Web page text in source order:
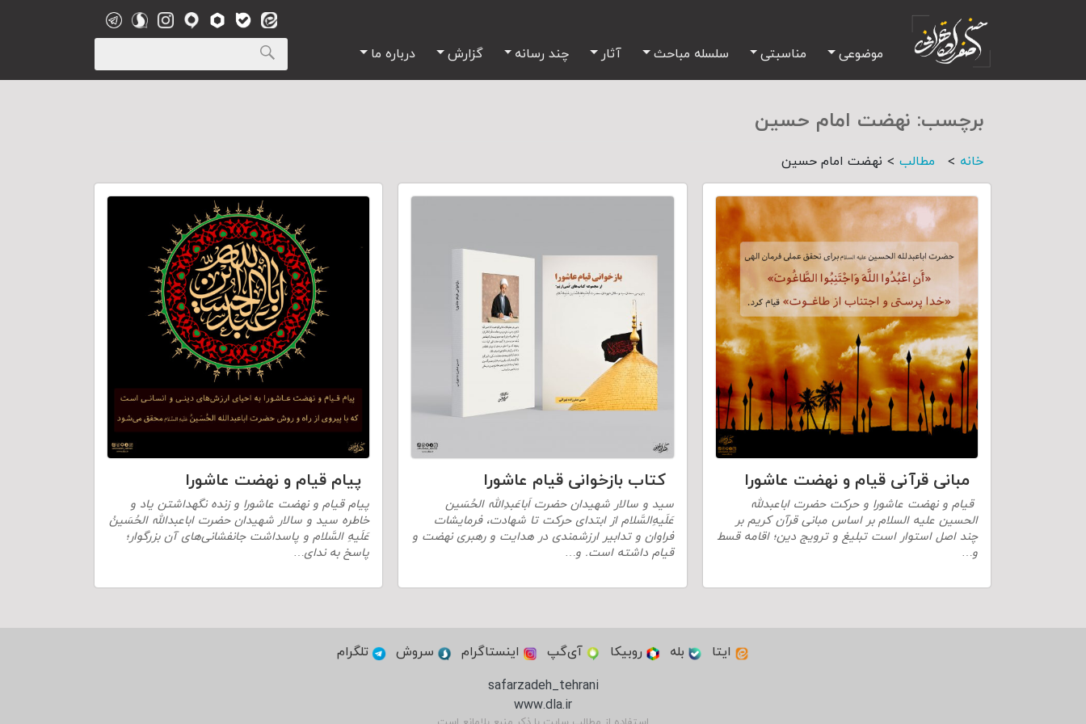
موضوعی مناسبتی سلسله مباحث آثار چند رسانه گزارش درباره ما
برچسب: نهضت امام حسین
خانه > مطالب > نهضت امام حسین
مبانی قرآنی قیام و نهضت عاشورا
قیام و نهضت عاشورا و حرکت حضرت اباعبدلله
الحسین علیه السلام بر اساس مبانی قرآن کریم بر
چند اصل استوار است تبلیغ و ترویج دین؛ اقامه قسط
و…
کتاب بازخوانی قیام عاشورا
سید و سالار شهیدان حضرت اَباعَبدِالله الحُسَین
عَلَیهِ‌السَّلام از ابتدای حرکت تا شهادت، فرمایشات
فراوان و تدابیر ارزشمندی در هدایت و رهبری نهضت و
قیام داشته است. و…
پیام قیام و نهضت عاشورا
پیام قیام و نهضت عاشورا و زنده نگهداشتن یاد و
خاطره سید و سالار شهیدان حضرت اباعبدالله الحُسَینُ
عَلَیهِ السَّلام و پاسداشت جانفشانی‌های آن بزرگوار؛
پاسخ به ندای…
ایتا بله روبیکا آی‌گپ اینستاگرام سروش
تلگرام
safarzadeh_tehrani
www.dla.ir